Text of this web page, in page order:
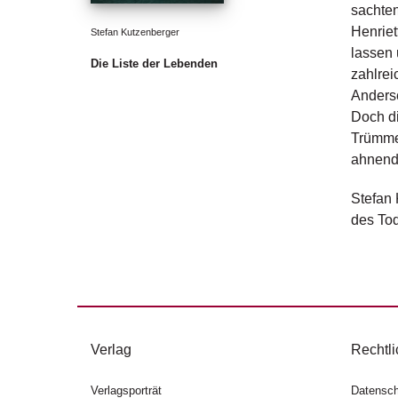
Doch
Stefan
des
Stefan Kutzenberger
Die Liste der Lebenden
Verlag
Verlagsporträt